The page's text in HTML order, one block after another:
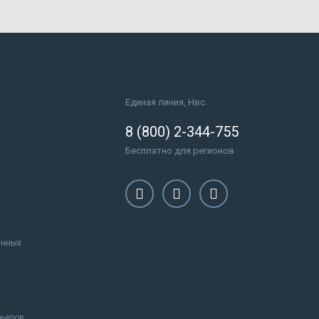
Единая линия, Нвс.
8 (800) 2-344-755
Бесплатно для регионов